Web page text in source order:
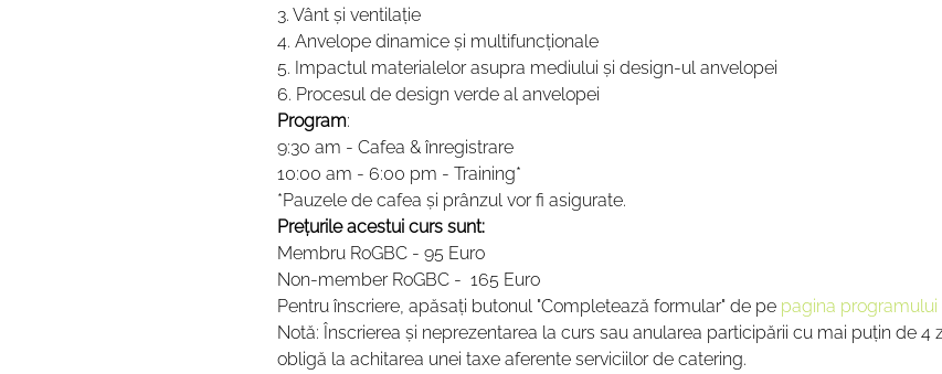
3. Vânt și ventilație
4. Anvelope dinamice și multifuncționale
5. Impactul materialelor asupra mediului și design-ul anvelopei
6. Procesul de design verde al anvelopei
Program:
9:30 am - Cafea & înregistrare
10:00 am - 6:00 pm - Training*
*Pauzele de cafea și prânzul vor fi asigurate.
Prețurile acestui curs sunt:
Membru RoGBC - 95 Euro
Non-member RoGBC -  165 Euro
Pentru înscriere, apăsați butonul "Completează formular" de pe pagina programului
Notă: Înscrierea și neprezentarea la curs sau anularea participării cu mai puțin de 4
obligă la achitarea unei taxe aferente serviciilor de catering.